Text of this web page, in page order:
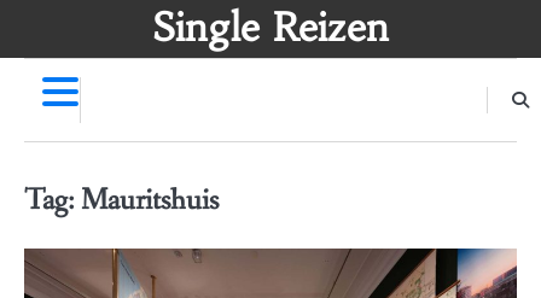
Single Reizen
Tag: Mauritshuis